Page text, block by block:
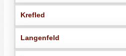
Krefled
Langenfeld